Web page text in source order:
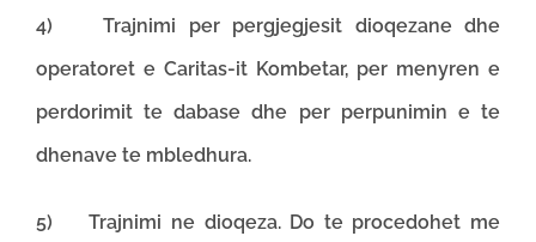
4) Trajnimi per pergjegjesit dioqezane dhe
operatoret e Caritas-it Kombetar, per menyren e
perdorimit te dabase dhe per perpunimin e te
dhenave te mbledhura.
5) Trajnimi ne dioqeza. Do te procedohet me